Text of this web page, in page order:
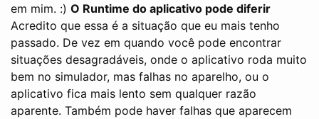
em mim. :) O Runtime do aplicativo pode diferir
Acredito que essa é a situação que eu mais tenho
passado. De vez em quando você pode encontrar
situações desagradáveis, onde o aplicativo roda muito
bem no simulador, mas falhas no aparelho, ou o
aplicativo fica mais lento sem qualquer razão
aparente. Também pode haver falhas que aparecem